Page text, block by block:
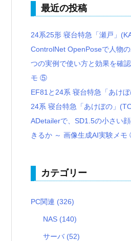
最近の投稿
24系25形 寝台特急「瀬戸」
ControlNet OpenPoseで人物
つの実例で使い方と効果を確
モ ⑤
EF81と24系 寝台特急「あけ
24系 寝台特急「あけぼの」
ADetailerで、SD1.5の小さい
きるか ～ 画像生成AI実験メ
カテゴリー
PC関連 (326)
NAS (140)
サーバ (52)